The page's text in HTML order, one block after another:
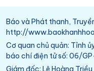
Báo và Phát thanh,
http://
Cơ quan chủ quản: Tỉnh
báo chí điện tử số: 06/
Giám đốc: Lê Hoàng Triều